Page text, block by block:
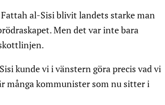
al-Sisi blivit landets starke man
Men det var inte bara
kunde vi i vänstern göra precis vad vi
många kommunister som nu sitter i